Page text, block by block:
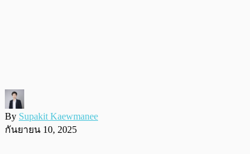
By Supakit Kaewmanee
กันยายน 10, 2025